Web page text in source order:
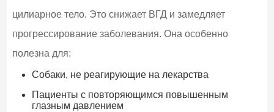
цилиарное тело. Это снижает ВГД и замедляет
прогрессирование заболевания. Она особенно
полезна для:
Собаки, не реагирующие на лекарства
Пациенты с повторяющимся повышенным
глазным давлением